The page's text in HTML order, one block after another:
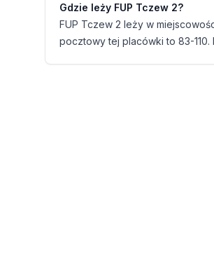
Gdzie leży FUP Tczew 2?
FUP Tczew 2 leży w
pocztowy tej placówki to 83-